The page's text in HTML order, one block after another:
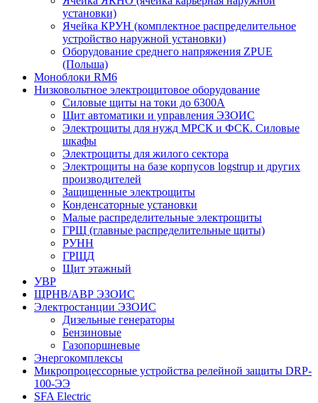
установки)
Ячейка КРУН (комплектное распределительное
устройство наружной установки)
Оборудование среднего напряжения ZPUE
(Польша)
Моноблоки RM6
Низковольтное электрощитовое оборудование
Силовые щиты на токи до 6300А
Щит автоматики и управления ЭЗОИС
Электрощиты для нужд МРСК и ФСК. Силовые
шкафы
Электрощиты для жилого сектора
Электрощиты на базе корпусов logstrup и других
производителей
Защищенные электрощиты
Конденсаторные установки
Малые распределительные электрощиты
ГРЩ (главные распределительные щиты)
РУНН
ГРЩД
Щит этажный
УВР
ЩРНВ/АВР ЭЗОИС
Электростанции ЭЗОИС
Дизельные генераторы
Бензиновые
Газопоршневые
Энергокомплексы
Микропроцессорные устройства релейной защиты DRP-
100-ЭЭ
SFA Electric